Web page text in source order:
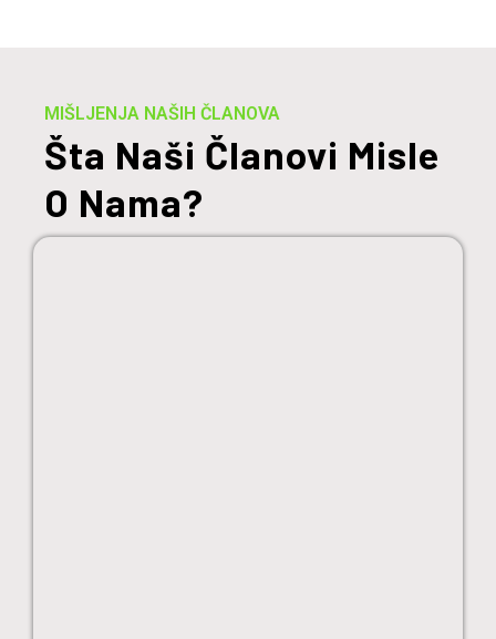
MIŠLJENJA NAŠIH ČLANOVA
Šta Naši Članovi Misle
O Nama?